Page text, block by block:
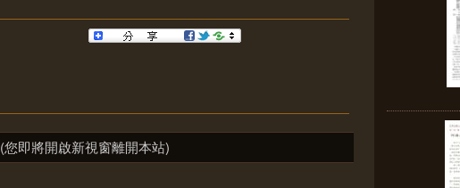
(您即將開啟新視窗離開本站)